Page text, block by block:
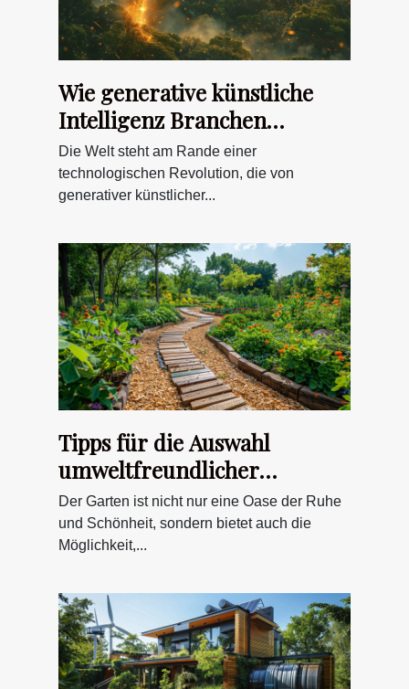
Wie generative künstliche
Intelligenz Branchen
transformiert
Die Welt steht am Rande einer
technologischen Revolution, die von
generativer künstlicher...
Tipps für die Auswahl
umweltfreundlicher
Materialien im Gartenbau
Der Garten ist nicht nur eine Oase der Ruhe
und Schönheit, sondern bietet auch die
Möglichkeit,...